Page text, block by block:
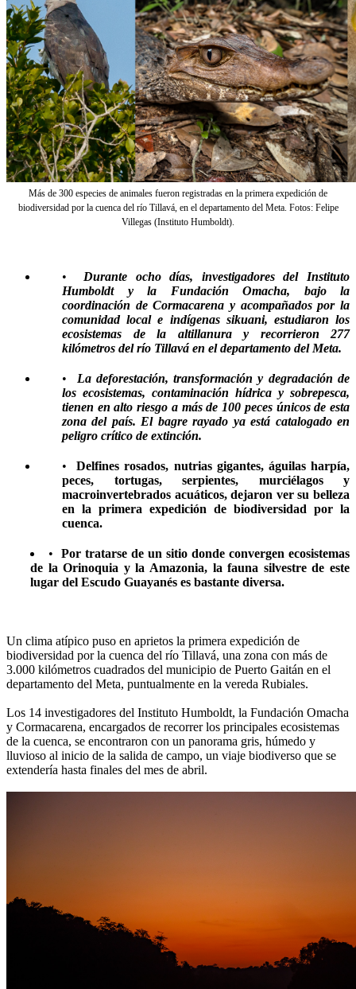
Más de 300 especies de animales fueron registradas en la primera expedición de
biodiversidad por la cuenca del río Tillavá, en el departamento del Meta. Fotos: Felipe
Villegas (Instituto Humboldt).
• Durante ocho días, investigadores del Instituto
Humboldt y la Fundación Omacha, bajo la
coordinación de Cormacarena y acompañados por la
comunidad local e indígenas sikuani, estudiaron los
ecosistemas de la altillanura y recorrieron 277
kilómetros del río Tillavá en el departamento del Meta.
• La deforestación, transformación y degradación de
los ecosistemas, contaminación hídrica y sobrepesca,
tienen en alto riesgo a más de 100 peces únicos de esta
zona del país. El bagre rayado ya está catalogado en
peligro crítico de extinción.
•Delfines rosados, nutrias gigantes, águilas harpía,
peces, tortugas, serpientes, murciélagos y
macroinvertebrados acuáticos, dejaron ver su belleza
en la primera expedición de biodiversidad por la
cuenca.
• Por tratarse de un sitio donde convergen ecosistemas
de la Orinoquia y la Amazonia, la fauna silvestre de este
lugar del Escudo Guayanés es bastante diversa.
Un clima atípico puso en aprietos la primera expedición de
biodiversidad por la cuenca del río Tillavá, una zona con más de
3.000 kilómetros cuadrados del municipio de Puerto Gaitán en el
departamento del Meta, puntualmente en la vereda Rubiales.
Los 14 investigadores del Instituto Humboldt, la Fundación Omacha
y Cormacarena, encargados de recorrer los principales ecosistemas
de la cuenca, se encontraron con un panorama gris, húmedo y
lluvioso al inicio de la salida de campo, un viaje biodiverso que se
extendería hasta finales del mes de abril.